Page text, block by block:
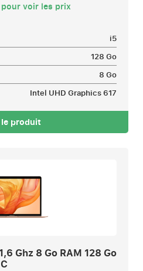
pour voir les prix
i5
128 Go
8 Go
Intel UHD Graphics 617
produit
Ghz 8 Go RAM 128 Go